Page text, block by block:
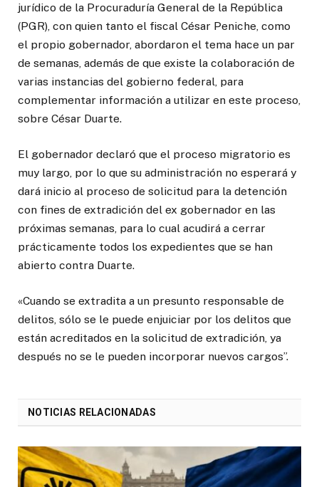
jurídico de la Procuraduría General de la República
(PGR), con quien tanto el fiscal César Peniche, como
el propio gobernador, abordaron el tema hace un par
de semanas, además de que existe la colaboración de
varias instancias del gobierno federal, para
complementar información a utilizar en este proceso,
sobre César Duarte.
El gobernador declaró que el proceso migratorio es
muy largo, por lo que su administración no esperará y
dará inicio al proceso de solicitud para la detención
con fines de extradición del ex gobernador en las
próximas semanas, para lo cual acudirá a cerrar
prácticamente todos los expedientes que se han
abierto contra Duarte.
«Cuando se extradita a un presunto responsable de
delitos, sólo se le puede enjuiciar por los delitos que
están acreditados en la solicitud de extradición, ya
después no se le pueden incorporar nuevos cargos”.
NOTICIAS RELACIONADAS